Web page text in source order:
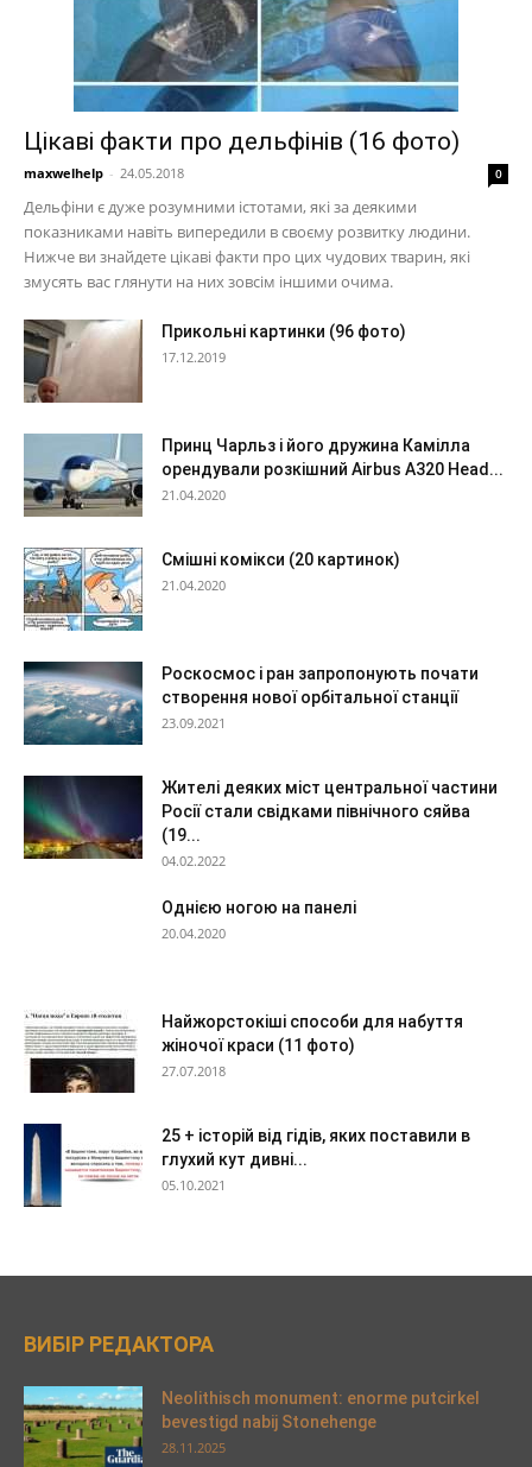
Цікаві факти про дельфінів (16 фото)
maxwelhelp - 24.05.2018 0
Дельфіни є дуже розумними істотами, які за деякими
показниками навіть випередили в своєму розвитку людини.
Нижче ви знайдете цікаві факти про цих чудових тварин, які
змусять вас глянути на них зовсім іншими очима.
Прикольні картинки (96 фото)
17.12.2019
Принц Чарльз і його дружина Камілла
орендували розкішний Airbus A320 Head...
21.04.2020
Смішні комікси (20 картинок)
21.04.2020
Роскосмос і ран запропонують почати
створення нової орбітальної станції
23.09.2021
Жителі деяких міст центральної частини
Росії стали свідками північного сяйва
(19...
04.02.2022
Однією ногою на панелі
20.04.2020
Найжорстокіші способи для набуття
жіночої краси (11 фото)
27.07.2018
25 + історій від гідів, яких поставили в
глухий кут дивні...
05.10.2021
ВИБІР РЕДАКТОРА
Neolithisch monument: enorme putcirkel
bevestigd nabij Stonehenge
28.11.2025